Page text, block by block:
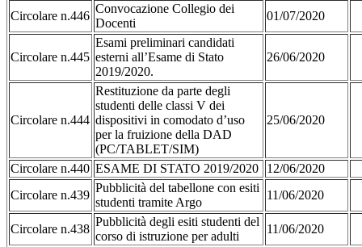
Circolare n.446
Convocazione Collegio dei
Docenti
01/07/2020
Circolare n.445
Esami preliminari candidati
esterni all’Esame di Stato
2019/2020.
26/06/2020
Circolare n.444
Restituzione da parte degli
studenti delle classi V dei
dispositivi in comodato d’uso
per la fruizione della DAD
(PC/TABLET/SIM)
25/06/2020
Circolare n.440 ESAME DI STATO 2019/2020
12/06/2020
Circolare n.439
Pubblicità del tabellone con esiti
studenti tramite Argo
11/06/2020
Circolare n.438
Pubblicità degli esiti studenti del
corso di istruzione per adulti
11/06/2020